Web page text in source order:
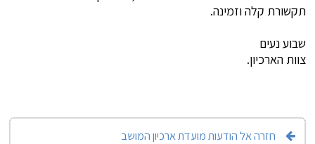
תקשורת קלה וזמינה.
שבוע נעים
צוות הארכיון.
חזרה אל הודעות מועדת ארכיון המושב